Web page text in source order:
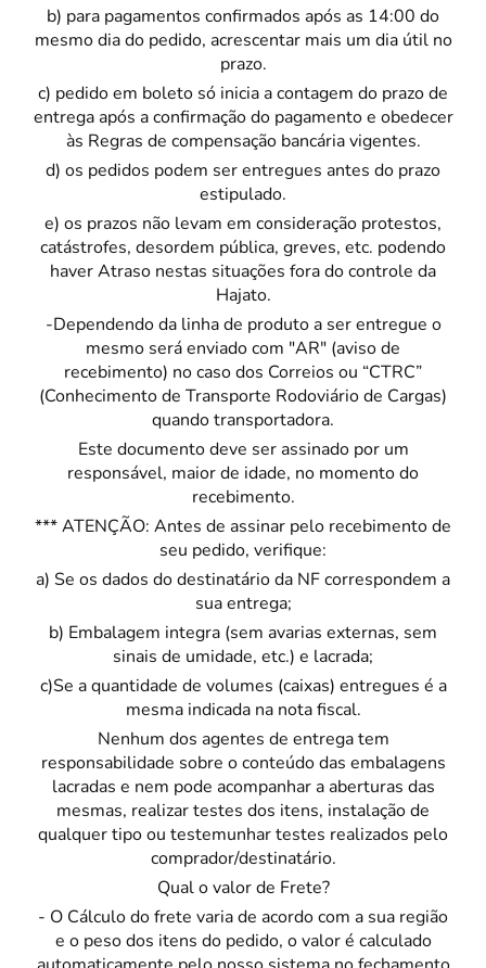
b) para pagamentos confirmados após as 14:00 do
mesmo dia do pedido, acrescentar mais um dia útil no
prazo.
c) pedido em boleto só inicia a contagem do prazo de
entrega após a confirmação do pagamento e obedecer
às Regras de compensação bancária vigentes.
d) os pedidos podem ser entregues antes do prazo
estipulado.
e) os prazos não levam em consideração protestos,
catástrofes, desordem pública, greves, etc. podendo
haver Atraso nestas situações fora do controle da
Hajato.
-Dependendo da linha de produto a ser entregue o
mesmo será enviado com "AR" (aviso de
recebimento) no caso dos Correios ou “CTRC”
(Conhecimento de Transporte Rodoviário de Cargas)
quando transportadora.
Este documento deve ser assinado por um
responsável, maior de idade, no momento do
recebimento.
*** ATENÇÃO: Antes de assinar pelo recebimento de
seu pedido, verifique:
a) Se os dados do destinatário da NF correspondem a
sua entrega;
b) Embalagem integra (sem avarias externas, sem
sinais de umidade, etc.) e lacrada;
c)Se a quantidade de volumes (caixas) entregues é a
mesma indicada na nota fiscal.
Nenhum dos agentes de entrega tem
responsabilidade sobre o conteúdo das embalagens
lacradas e nem pode acompanhar a aberturas das
mesmas, realizar testes dos itens, instalação de
qualquer tipo ou testemunhar testes realizados pelo
comprador/destinatário.
Qual o valor de Frete?
- O Cálculo do frete varia de acordo com a sua região
e o peso dos itens do pedido, o valor é calculado